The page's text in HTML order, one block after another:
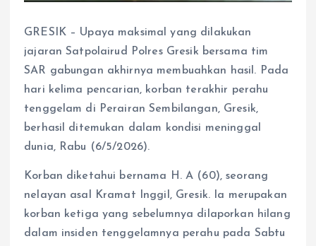
GRESIK – Upaya maksimal yang dilakukan
jajaran Satpolairud Polres Gresik bersama tim
SAR gabungan akhirnya membuahkan hasil. Pada
hari kelima pencarian, korban terakhir perahu
tenggelam di Perairan Sembilangan, Gresik,
berhasil ditemukan dalam kondisi meninggal
dunia, Rabu (6/5/2026).
Korban diketahui bernama H. A (60), seorang
nelayan asal Kramat Inggil, Gresik. Ia merupakan
korban ketiga yang sebelumnya dilaporkan hilang
dalam insiden tenggelamnya perahu pada Sabtu